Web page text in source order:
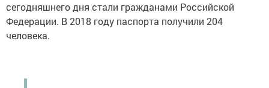
сегодняшнего дня стали гражданами Российской
Федерации. В 2018 году паспорта получили 204
человека.